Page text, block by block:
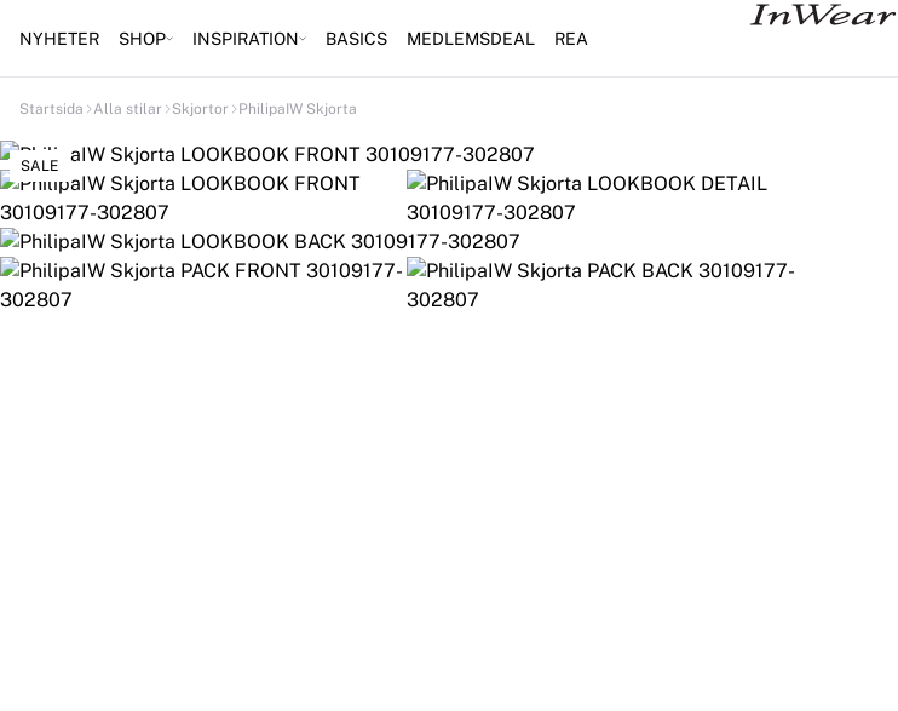
NYHETER SHOP INSPIRATION BASICS MEDLEMSDEAL REA
Startsida Alla stilar Skjortor PhilipaIW Skjorta
SALE